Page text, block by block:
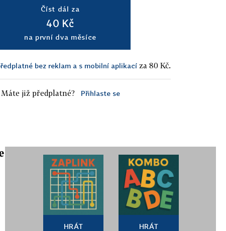
Číst dál za
40 Kč
na první dva měsíce
bez reklam a s mobilní aplikací za 80 Kč.
Máte již předplatné? Přihlaste se
HRÁT HRÁT